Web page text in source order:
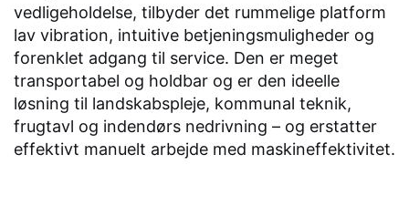
vedligeholdelse, tilbyder det rummelige platform
lav vibration, intuitive betjeningsmuligheder og
forenklet adgang til service. Den er meget
transportabel og holdbar og er den ideelle
løsning til landskabspleje, kommunal teknik,
frugtavl og indendørs nedrivning – og erstatter
effektivt manuelt arbejde med maskineffektivitet.